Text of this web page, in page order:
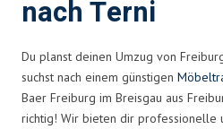
nach Terni
Du planst deinen Umzug von
suchst nach einem günstigen
Baer Freiburg im Breisgau aus
richtig! Wir bieten dir professionelle